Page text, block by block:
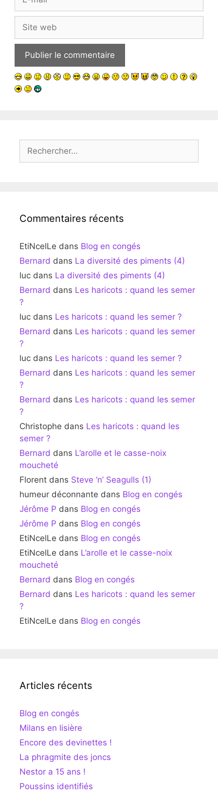
Site
web
Rechercher :
Commentaires récents
EtiNcelLe dans Blog en congés
Bernard dans La diversité des piments (4)
luc dans La diversité des piments (4)
Bernard dans Les haricots : quand les semer
?
luc dans Les haricots : quand les semer ?
Bernard dans Les haricots : quand les semer
?
luc dans Les haricots : quand les semer ?
Bernard dans Les haricots : quand les semer
?
Bernard dans Les haricots : quand les semer
?
Christophe dans Les haricots : quand les
semer ?
Bernard dans L’arolle et le casse-noix
moucheté
Florent dans Steve ‘n’ Seagulls (1)
humeur déconnante dans Blog en congés
Jérôme P dans Blog en congés
Jérôme P dans Blog en congés
EtiNcelLe dans Blog en congés
EtiNcelLe dans L’arolle et le casse-noix
moucheté
Bernard dans Blog en congés
Bernard dans Les haricots : quand les semer
?
EtiNcelLe dans Blog en congés
Articles récents
Blog en congés
Milans en lisière
Encore des devinettes !
La phragmite des joncs
Nestor a 15 ans !
Poussins identifiés